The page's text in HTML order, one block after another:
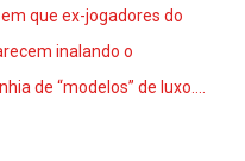
que ex-jogadores do
inalando o
de “modelos” de luxo.…